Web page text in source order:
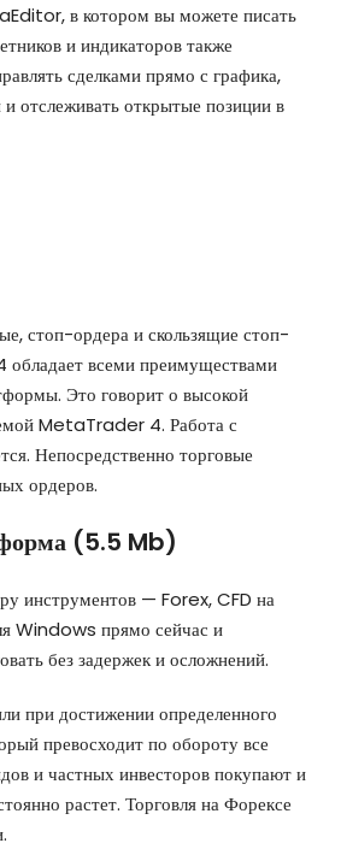
в котором вы можете писать
и индикаторов также
сделками прямо с графика,
отслеживать открытые позиции в
стоп-ордера и скользящие стоп-
всеми преимуществами
Это говорит о высокой
MetaTrader 4. Работа с
Непосредственно торговые
ордеров.
(5.5 Mb)
инструментов — Forex, CFD на
Windows прямо сейчас и
без задержек и осложнений.
при достижении определенного
превосходит по обороту все
и частных инвесторов покупают и
растет. Торговля на Форексе